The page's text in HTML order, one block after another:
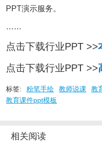
PPT演示服务。
……
点击下载行业PPT >>
点击下载行业PPT >>
标签: 粉笔手绘 教师说课 教
教育课件ppt模板
相关阅读